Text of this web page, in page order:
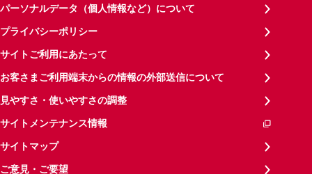
パーソナルデータ（個人情報など）について
プライバシーポリシー
サイトご利用にあたって
お客さまご利用端末からの情報の外部送信について
見やすさ・使いやすさの調整
サイトメンテナンス情報
サイトマップ
ご意見・ご要望